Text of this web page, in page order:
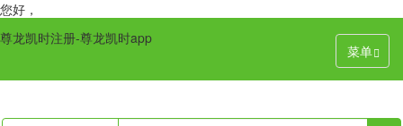
您好，
菜单
尊龙凯时注册-尊龙凯时app